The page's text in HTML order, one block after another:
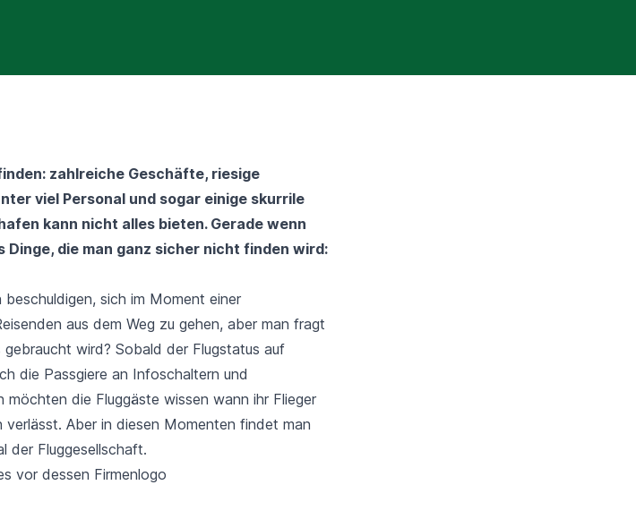
zahlreiche Geschäfte, riesige
viel Personal und sogar einige skurrile
kann nicht alles bieten. Gerade wenn
die man ganz sicher nicht finden wird:
sich im Moment einer
aus dem Weg zu gehen, aber man fragt
wird? Sobald der Flugstatus auf
die Passgiere an Infoschaltern und
die Fluggäste wissen wann ihr Flieger
Aber in diesen Momenten findet man
der Fluggesellschaft.